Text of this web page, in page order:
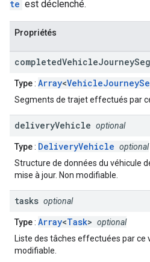
te est déclenché.
Propriétés
completedVehicleJourney
Type: Array<
Segments de trajet effectués par
deliveryVehicle optional
Type: DeliveryVehicle optional
Structure de données du véhicule
mise à jour. Non modifiable.
tasks optional
Type: Array<Task> optional
Liste des tâches effectuées par ce
modifiable.